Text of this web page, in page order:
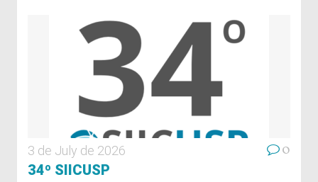
3 de July de 2026 0
34º SIICUSP